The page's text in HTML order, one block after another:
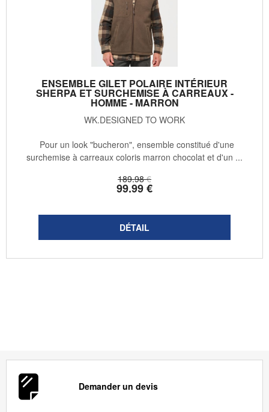
ENSEMBLE GILET POLAIRE INTÉRIEUR
SHERPA ET SURCHEMISE À CARREAUX -
HOMME - MARRON
WK.DESIGNED TO WORK
189.98 €
99.99€
Pour un look "bucheron", ensemble constitué d'une
surchemise à carreaux coloris marron chocolat et d'un ...
Demander un devis